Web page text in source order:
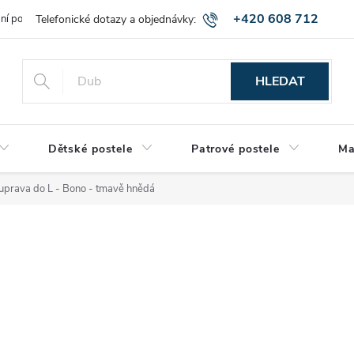
+420 608 712
515
podmínky Obchodní podmínky Montáž a výnos zboží
HLEDAT
Dětské postele Patrové postele
do L - Bono - tmavě hnědá